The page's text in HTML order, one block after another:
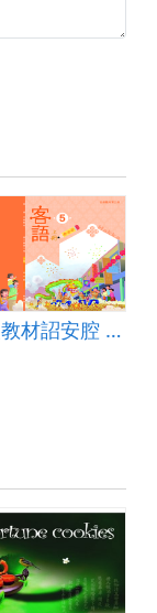
客語分級教材詔安腔 第三級第五冊(上冊)